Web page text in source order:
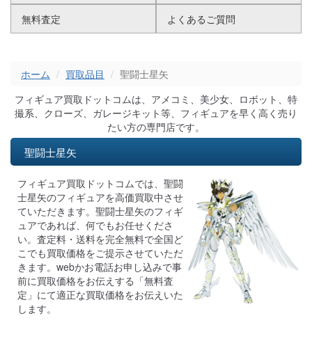
無料査定 よくあるご質問
ホーム 買取品目
聖闘士星矢
フィギュア買取ドットコムは、アメコミ、美少女、ロボット、特
撮系、クローズ、ガレージキット等、フィギュアを早く高く売り
たい方の専門店です。
聖闘士星矢
フィギュア買取ドットコムでは、聖闘
士星矢のフィギュアを高価買取中させ
ていただきます。聖闘士星矢のフィギ
ュアであれば、何でもお任せくださ
い。査定料・送料を完全無料で全国ど
こでも買取価格をご提示させていただ
きます。webかお電話お申し込みで事
前に買取価格をお伝えする「無料査
定」にて適正な買取価格をお伝えいた
します。